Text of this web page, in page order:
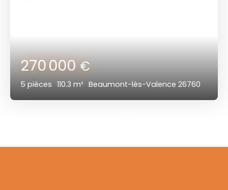
270 000€
5 pièces 110.3 m² Beaumont-lès-Valence 26760